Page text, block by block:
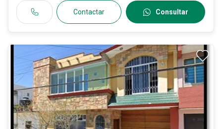
Contactar Consultar